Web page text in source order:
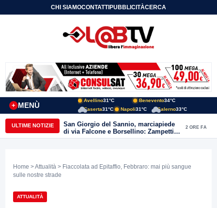
CHI SIAMOCONTATTIPUBBLICITÀCERCA
MENÙ
+
Avellino31°C Benevento34°C
Caserta31°C Napoli31°C Salerno33°C
ULTIME NOTIZIE
San Giorgio del Sannio, marciapiede
di via Falcone e Borsellino: Zampetti e
Lombardi replicano alle polemiche
2 ORE FA
Home >Attualità > Fiaccolata ad Epitaffio, Febbraro: mai più sangue
sulle nostre strade
ATTUALITÀ